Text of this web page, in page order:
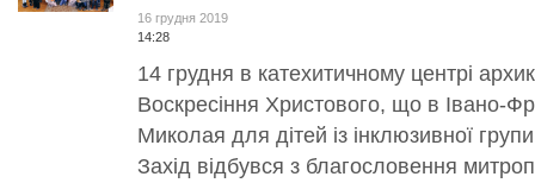
16 грудня 2019
14:28
14 грудня в катехитичному центрі
Воскресіння Христового, що в Івано-
Миколая для дітей із інклюзивної
Захід відбувся з благословення